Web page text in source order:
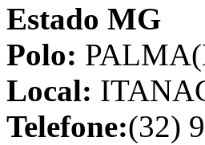
Estado MG
Polo:
Local:
Telefone:(32)